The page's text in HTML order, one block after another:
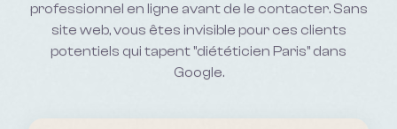
professionnel en ligne avant de le contacter. Sans
site web, vous êtes invisible pour ces clients
potentiels qui tapent "diététicien Paris" dans
Google.